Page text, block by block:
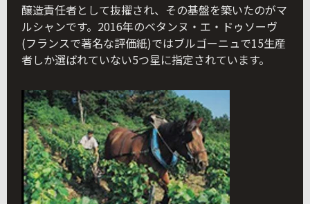
醸造責任者として抜擢され、その基盤を築いたのがマ
ルシャンです。2016年のベタンヌ・エ・ドゥソーヴ
(フランスで著名な評価紙)ではブルゴーニュで15生産
者しか選ばれていない5つ星に指定されています。